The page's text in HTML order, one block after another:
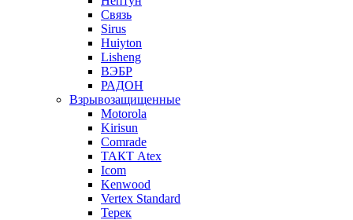
Связь
Sirus
Huiyton
Lisheng
ВЭБР
РАДОН
Взрывозащищенные
Motorola
Kirisun
Comrade
ТАКТ Atex
Icom
Kenwood
Vertex Standard
Терек